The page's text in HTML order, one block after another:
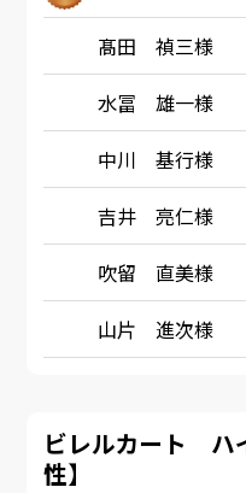
髙田 禎三様
水冨 雄一様
中川 基行様
吉井 亮仁様
吹留 直美様
山片 進次様
ビレルカート ハ
性】